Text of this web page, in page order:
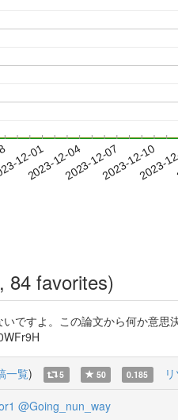
12-01
2023-12-042023-12-072023-12-10
2023-
84 favorites)
ですよ。この論文から何か意
一覧) 5 50 0.185
@Going_nun_way